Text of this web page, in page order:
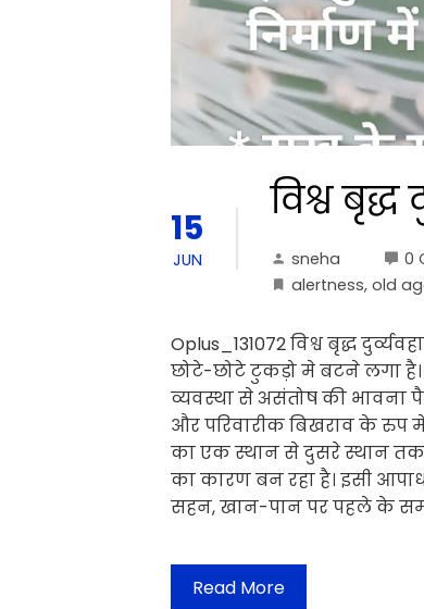
15
JUN
विश्व
sneha 0
alertness, old
Oplus_131072 विश्व बृद्ध
छोटे-छोटे टुकड़ो मे बटने लगा
व्यवस्था से असंतोष की भावना
और परिवारीक बिखराव के रुप मे
का एक स्थान से दुसरे स्थान तक
का कारण बन रहा है। इसी
सहन, खान-पान पर पहले के
Read More